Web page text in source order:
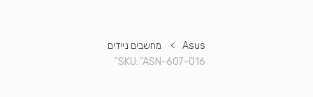
Asus
>
מחשבים ניידים
SKU: "ASN-607-016"